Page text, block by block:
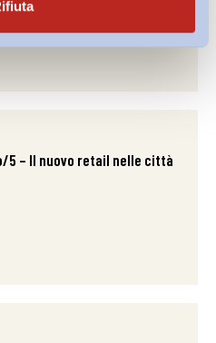
5 – Il nuovo retail nelle città